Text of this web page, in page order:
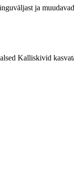
ja
Kalliskivid